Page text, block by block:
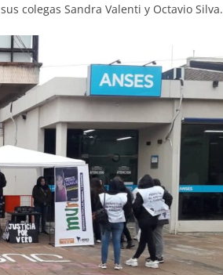
colegas Sandra Valenti y Octavio Silva.